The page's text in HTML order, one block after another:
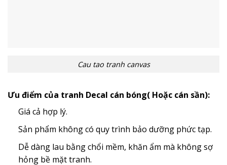
Cau tao tranh canvas
Ưu điểm của tranh Decal cán bóng( Hoặc cán sần):
Giá cả hợp lý.
Sản phẩm không có quy trình bảo dưỡng phức tạp.
Dễ dàng lau bằng chổi mềm, khăn ẩm mà không sợ
hỏng bề mặt tranh.